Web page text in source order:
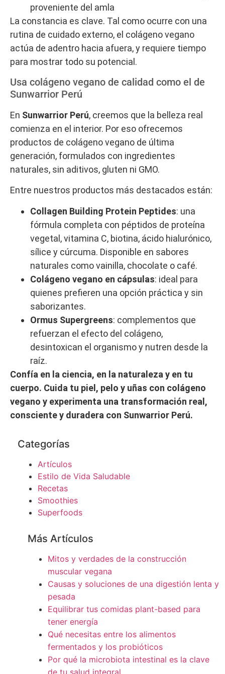
proveniente del amla
La constancia es clave. Tal como ocurre con una
rutina de cuidado externo, el colágeno vegano
actúa de adentro hacia afuera, y requiere tiempo
para mostrar todo su potencial.
Usa colágeno vegano de calidad como el de
Sunwarrior Perú
En Sunwarrior Perú, creemos que la belleza real
comienza en el interior. Por eso ofrecemos
productos de colágeno vegano de última
generación, formulados con ingredientes
naturales, sin aditivos, gluten ni GMO.
Entre nuestros productos más destacados están:
Collagen Building Protein Peptides: una
fórmula completa con péptidos de proteína
vegetal, vitamina C, biotina, ácido hialurónico,
sílice y cúrcuma. Disponible en sabores
naturales como vainilla, chocolate o café.
Colágeno vegano en cápsulas: ideal para
quienes prefieren una opción práctica y sin
saborizantes.
Ormus Supergreens: complementos que
refuerzan el efecto del colágeno,
desintoxican el organismo y nutren desde la
raíz.
Confía en la ciencia, en la naturaleza y en tu
cuerpo. Cuida tu piel, pelo y uñas con colágeno
vegano y experimenta una transformación real,
consciente y duradera con Sunwarrior Perú.
Categorías
Artículos
Estilo de Vida Saludable
Recetas
Smoothies
Superfoods
Más Artículos
Mitos y verdades de la construcción
muscular vegana
Causas y soluciones de una digestión lenta y
pesada
Equilibrar tus comidas plant-based para
tener energía
Qué necesitas entre los alimentos
fermentados y los probióticos
Por qué la microbiota intestinal es la clave